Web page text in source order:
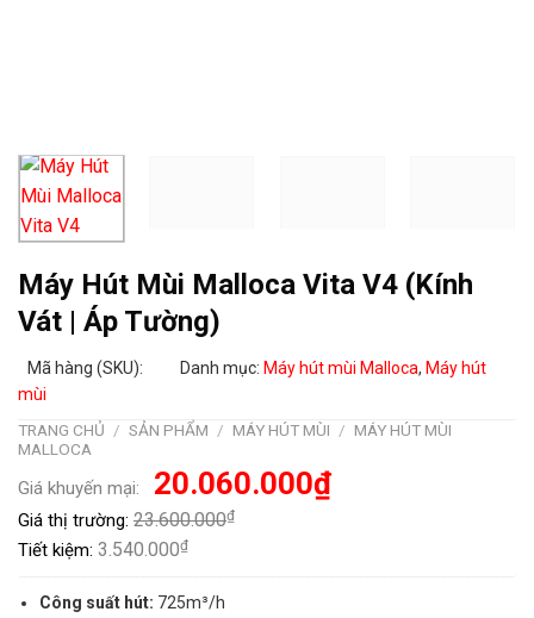
Máy Hút Mùi Malloca Vita V4 (Kính
Vát | Áp Tường)
Mã hàng (SKU): Danh mục: Máy hút mùi Malloca, Máy hút
mùi
TRANG CHỦ / SẢN PHẨM / MÁY HÚT MÙI / MÁY HÚT MÙI
MALLOCA
Giá khuyến mại:
Giá
gốc
là:
23.600.000₫.
20.060.000₫Giá
Giá thị trường: 23.600.000₫
Tiết kiệm: 3.540.000₫
Công suất hút: 725m³/h